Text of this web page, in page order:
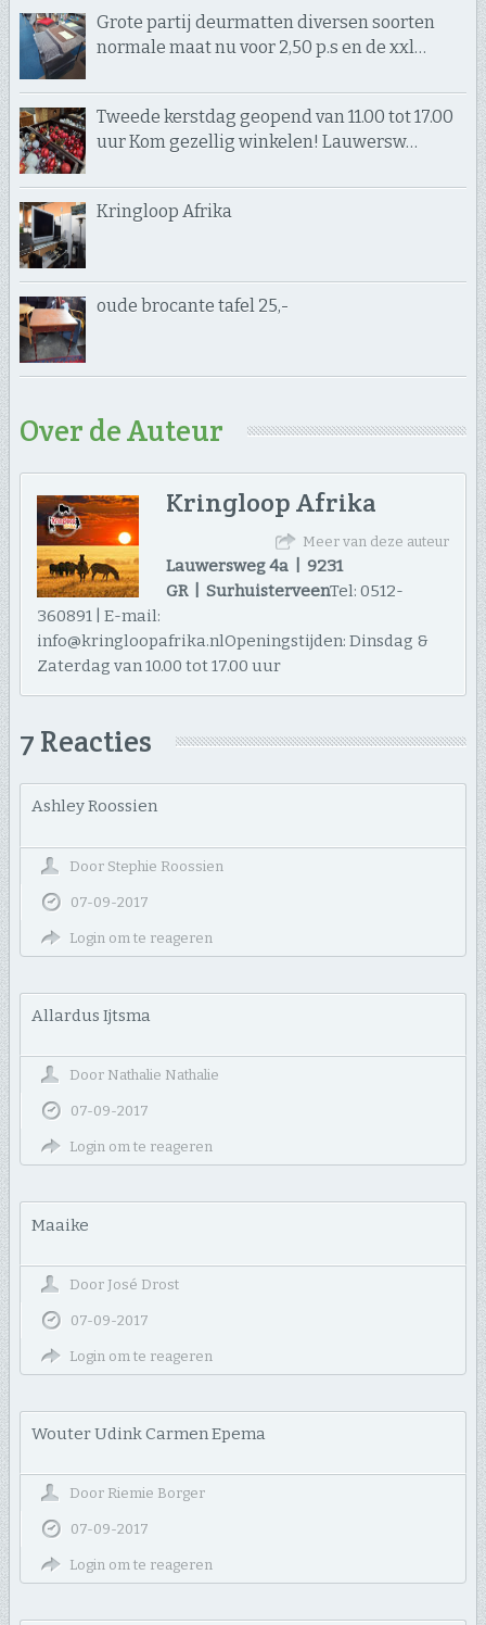
Grote partij deurmatten diversen soorten
normale maat nu voor 2,50 p.s en de xxl…
Tweede kerstdag geopend van 11.00 tot 17.00
uur Kom gezellig winkelen! Lauwersw…
Kringloop Afrika
oude brocante tafel 25,-
Over de Auteur
Kringloop Afrika
Meer van deze auteur
Lauwersweg 4a | 9231
GR | SurhuisterveenTel: 0512-
360891 | E-mail:
info@kringloopafrika.nlOpeningstijden: Dinsdag &
Zaterdag van 10.00 tot 17.00 uur
7 Reacties
Ashley Roossien
Door Stephie Roossien
07-09-2017
Login om te reageren
Allardus Ijtsma
Door Nathalie Nathalie
07-09-2017
Login om te reageren
Maaike
Door José Drost
07-09-2017
Login om te reageren
Wouter Udink Carmen Epema
Door Riemie Borger
07-09-2017
Login om te reageren